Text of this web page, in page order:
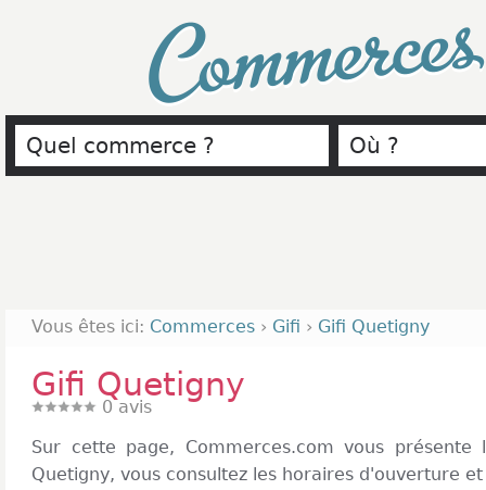
Vous êtes ici: Commerces › Gifi › Gifi Quetigny
Gifi Quetigny
0avis
Sur cette page, Commerces.com vous présente
Quetigny, vous consultez les horaires d'ouverture